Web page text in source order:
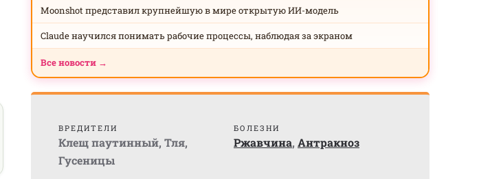
Moonshot представил крупнейшую в мире открытую ИИ-модель
Claude научился понимать рабочие процессы, наблюдая за экраном
Все новости →
ВРЕДИТЕЛИ
Клещ паутинный, Тля,
Гусеницы
БОЛЕЗНИ
Ржавчина, Антракноз